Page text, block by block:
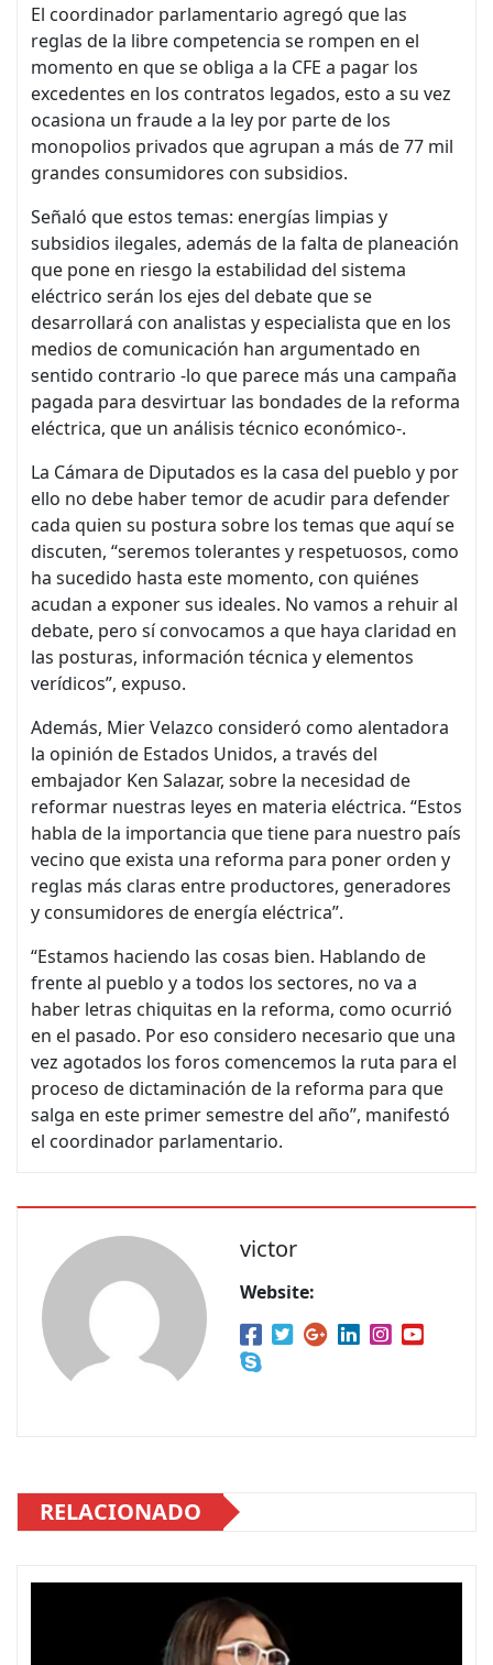
El coordinador parlamentario agregó que las
reglas de la libre competencia se rompen en el
momento en que se obliga a la CFE a pagar los
excedentes en los contratos legados, esto a su vez
ocasiona un fraude a la ley por parte de los
monopolios privados que agrupan a más de 77 mil
grandes consumidores con subsidios.
Señaló que estos temas: energías limpias y
subsidios ilegales, además de la falta de planeación
que pone en riesgo la estabilidad del sistema
eléctrico serán los ejes del debate que se
desarrollará con analistas y especialista que en los
medios de comunicación han argumentado en
sentido contrario -lo que parece más una campaña
pagada para desvirtuar las bondades de la reforma
eléctrica, que un análisis técnico económico-.
La Cámara de Diputados es la casa del pueblo y por
ello no debe haber temor de acudir para defender
cada quien su postura sobre los temas que aquí se
discuten, “seremos tolerantes y respetuosos, como
ha sucedido hasta este momento, con quiénes
acudan a exponer sus ideales. No vamos a rehuir al
debate, pero sí convocamos a que haya claridad en
las posturas, información técnica y elementos
verídicos”, expuso.
Además, Mier Velazco consideró como alentadora
la opinión de Estados Unidos, a través del
embajador Ken Salazar, sobre la necesidad de
reformar nuestras leyes en materia eléctrica. “Estos
habla de la importancia que tiene para nuestro país
vecino que exista una reforma para poner orden y
reglas más claras entre productores, generadores
y consumidores de energía eléctrica”.
“Estamos haciendo las cosas bien. Hablando de
frente al pueblo y a todos los sectores, no va a
haber letras chiquitas en la reforma, como ocurrió
en el pasado. Por eso considero necesario que una
vez agotados los foros comencemos la ruta para el
proceso de dictaminación de la reforma para que
salga en este primer semestre del año”, manifestó
el coordinador parlamentario.
victor
Website:
RELACIONADO